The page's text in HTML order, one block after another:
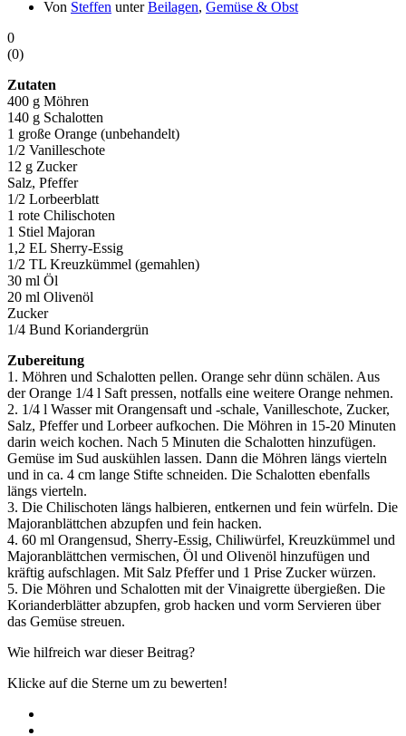
Von Steffen unterBeilagen, Gemüse & Obst
0
(0)
Zutaten
400 g Möhren
140 g Schalotten
1 große Orange (unbehandelt)
1/2 Vanilleschote
12 g Zucker
Salz, Pfeffer
1/2 Lorbeerblatt
1 rote Chilischoten
1 Stiel Majoran
1,2 EL Sherry-Essig
1/2 TL Kreuzkümmel (gemahlen)
30 ml Öl
20 ml Olivenöl
Zucker
1/4 Bund Koriandergrün
Zubereitung
1. Möhren und Schalotten pellen. Orange sehr dünn schälen. Aus
der Orange 1/4 l Saft pressen, notfalls eine weitere Orange nehmen.
2. 1/4 l Wasser mit Orangensaft und -schale, Vanilleschote, Zucker,
Salz, Pfeffer und Lorbeer aufkochen. Die Möhren in 15-20 Minuten
darin weich kochen. Nach 5 Minuten die Schalotten hinzufügen.
Gemüse im Sud auskühlen lassen. Dann die Möhren längs vierteln
und in ca. 4 cm lange Stifte schneiden. Die Schalotten ebenfalls
längs vierteln.
3. Die Chilischoten längs halbieren, entkernen und fein würfeln. Die
Majoranblättchen abzupfen und fein hacken.
4. 60 ml Orangensud, Sherry-Essig, Chiliwürfel, Kreuzkümmel und
Majoranblättchen vermischen, Öl und Olivenöl hinzufügen und
kräftig aufschlagen. Mit Salz Pfeffer und 1 Prise Zucker würzen.
5. Die Möhren und Schalotten mit der Vinaigrette übergießen. Die
Korianderblätter abzupfen, grob hacken und vorm Servieren über
das Gemüse streuen.
Wie hilfreich war dieser Beitrag?
Klicke auf die Sterne um zu bewerten!